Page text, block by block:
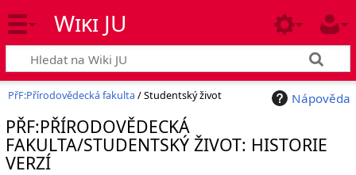
Wiki JU
Nápověda
PřF:Přírodovědecká fakulta / Studentský život
PŘF:PŘÍRODOVĚDECKÁ
FAKULTA/STUDENTSKÝ ŽIVOT: HISTORIE
VERZÍ